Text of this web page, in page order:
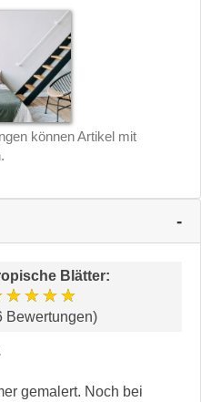
können Artikel mit
Blätter:
Bewertungen)
gemalert. Noch bei